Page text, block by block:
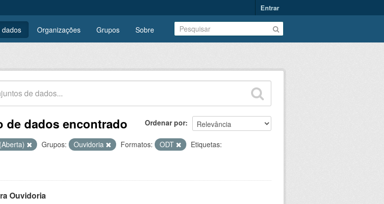
Entrar
dados Organizações Grupos Sobre
Ordenar por
de dados encontrado
Grupos: Ouvidoria Formatos: ODT
Etiquetas:
Ouvidoria